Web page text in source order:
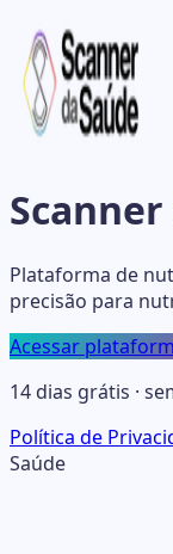
Plataforma de
precisão para
Acessar
14 dias grátis ·
Política de
Saúde